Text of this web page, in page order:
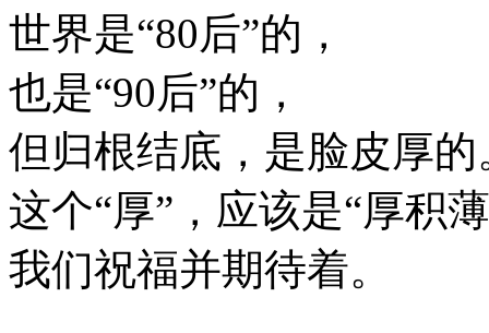
世界是“80后”的，
也是“90后”的，
但归根结底，是脸皮厚的
这个“厚”，应该是“厚积
我们祝福并期待着。